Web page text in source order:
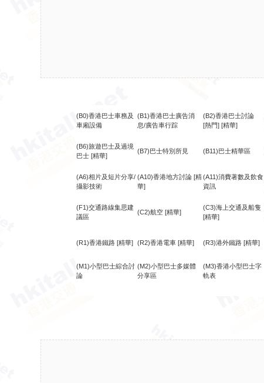
(B0)香港巴士車務及
車廂設備
(B1)香港巴士廣告消
息/廣告車行踪
(B2)香港巴士討論
[熱門] [精華]
(B6)旅遊巴士及過境
巴士 [精華]
(B7)巴士特別所見 (B11)巴士精華區
(A6)相片及短片分享/
攝影技術
(A10)香港地方討論 [精
華]
(A11)消費著數及飲食
資訊
(F1)交通路線集思建
議區
(C2)航空 [精華]
(C3)海上交通及船隻
[精華]
(R1)香港鐵路 [精華] (R2)香港電車 [精華] (R3)港外鐵路 [精華]
(M1)小型巴士綜合討
論
(M2)小型巴士多媒體
分享區
(M3)香港小型巴士字
軌表